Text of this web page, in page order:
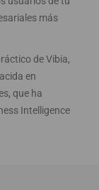
más
de Vibia,
en
que ha
Intelligence